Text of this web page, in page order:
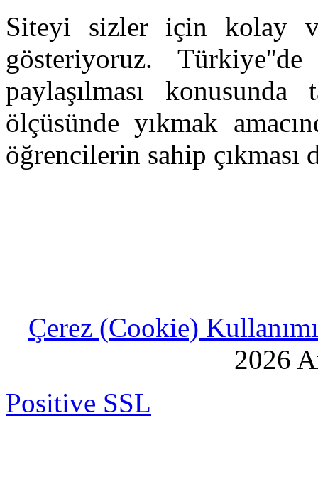
Siteyi sizler için kolay
gösteriyoruz.
paylaşılması
ölçüsünde yıkmak
öğrencilerin sahip çıkması
Çerez (Cookie)
2026
Positive SSL